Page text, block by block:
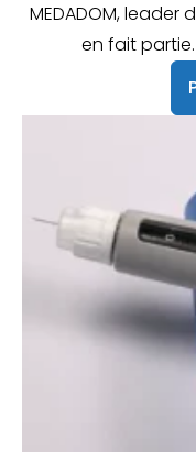
MEDADOM,
en fait